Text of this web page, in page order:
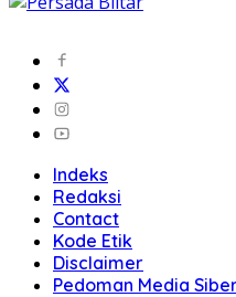
Indeks
Redaksi
Contact
Kode Etik
Disclaimer
Pedoman Media